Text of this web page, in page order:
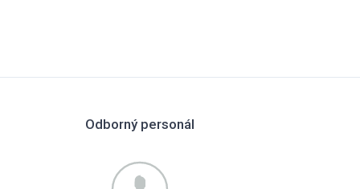
Odborný personál